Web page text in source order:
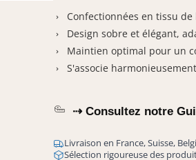
Confectionnées en tissu
Design sobre et élégant,
Maintien optimal pour un
S'associe
⇢ Consultez notre
Livraison en France, Suisse,
Sélection rigoureuse des